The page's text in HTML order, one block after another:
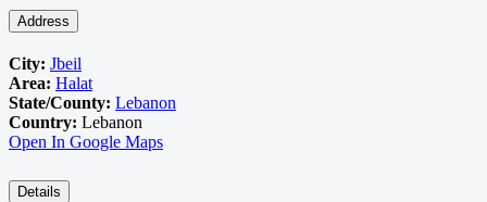
Address
City: Jbeil
Area: Halat
State/County: Lebanon
Country: Lebanon
Open In Google Maps
Details